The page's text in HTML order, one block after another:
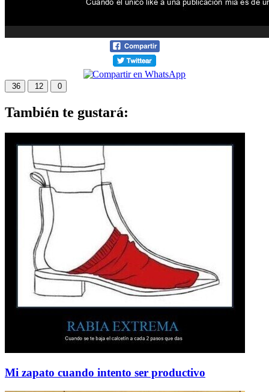
36 12 0
También te gustará:
Mi zapato cuando intento ser productivo